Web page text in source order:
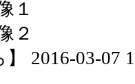
】 2016-03-07